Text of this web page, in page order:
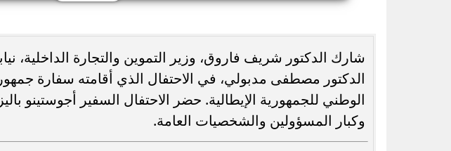
شارك الدكتور شريف فاروق، وزير التموين والتجارة الداخلية،
الدكتور مصطفى مدبولي، في الاحتفال الذي أقامته سفارة
الوطني للجمهورية الإيطالية. حضر الاحتفال السفير أجوستينو
وكبار المسؤولين والشخصيات العامة.
رسميًا.. جدول امتحانات الشهادة الإعدادية
عاجل.. ظهرت معه في الكليب الأخير.. موديل